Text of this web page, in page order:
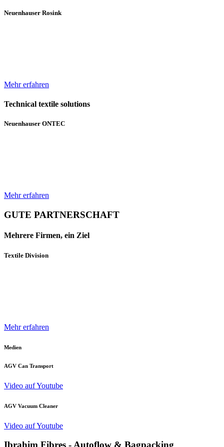
Neuenhauser Rosink
Mehr erfahren
Technical textile solutions
Neuenhauser ONTEC
Mehr erfahren
GUTE PARTNERSCHAFT
Mehrere Firmen, ein Ziel
Textile Division
Mehr erfahren
Medien
AGV Can Transport
Video auf Youtube
AGV Vacuum Cleaner
Video auf Youtube
Ibrahim Fibres - Autoflow & Bagpacking